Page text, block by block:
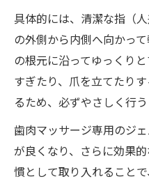
具体的には、清潔な指（
の外側から内側へ向かっ
の根元に沿ってゆっくり
すぎたり、爪を立てたり
るため、必ずやさしく行う
歯肉マッサージ専用のジ
が良くなり、さらに効果
慣として取り入れること